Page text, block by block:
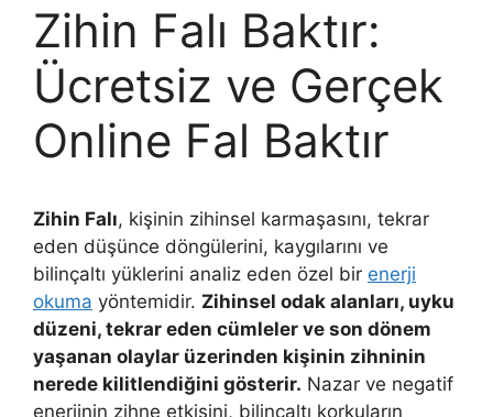
Zihin Falı Baktır:
Ücretsiz ve Gerçek
Online Fal Baktır
Zihin Falı, kişinin zihinsel karmaşasını, tekrar
eden düşünce döngülerini, kaygılarını ve
bilinçaltı yüklerini analiz eden özel bir enerji
okuma yöntemidir. Zihinsel odak alanları, uyku
düzeni, tekrar eden cümleler ve son dönem
yaşanan olaylar üzerinden kişinin zihninin
nerede kilitlendiğini gösterir. Nazar ve negatif
enerjinin zihne etkisini, bilinçaltı korkuların